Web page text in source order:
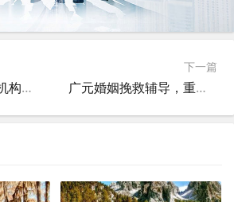
潮州婚姻挽救辅导机构，重建和谐家庭的桥梁
下一篇
广元婚姻挽救辅导，重建信任与沟通的桥梁